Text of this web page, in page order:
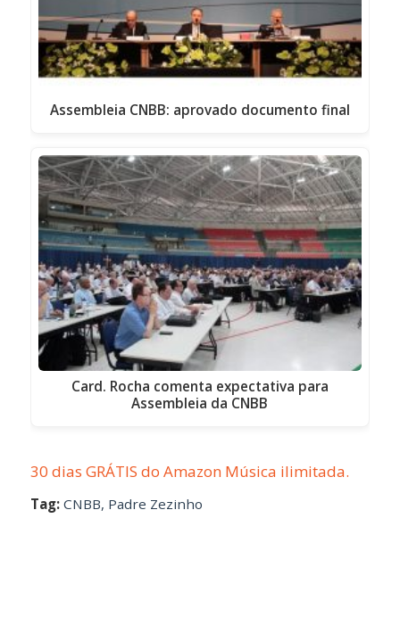
Assembleia CNBB: aprovado documento final
Card. Rocha comenta expectativa para
Assembleia da CNBB
30 dias GRÁTIS do Amazon Música ilimitada.
Tag: CNBB, Padre Zezinho